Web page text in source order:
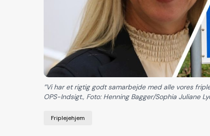
Friplejehjem
”Vi har et rigtig godt samarbejde med alle vores
OPS-Indsigt., Foto: Henning Bagger/Sophia Juliane